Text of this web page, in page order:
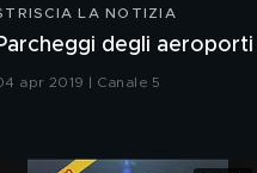
LA NOTIZIA
degli aeroporti
apr 2019 | Canale 5